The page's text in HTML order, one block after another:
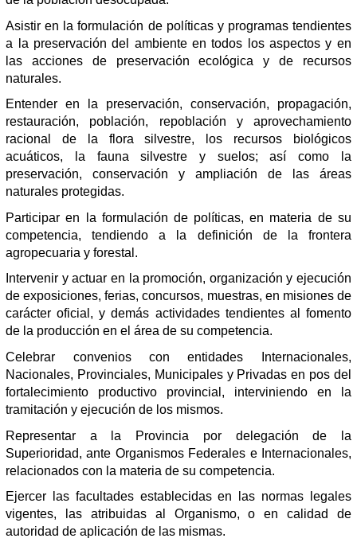
Asistir en la formulación de políticas y programas tendientes
a la preservación del ambiente en todos los aspectos y en
las acciones de preservación ecológica y de recursos
naturales.
Entender en la preservación, conservación, propagación,
restauración, población, repoblación y aprovechamiento
racional de la flora silvestre, los recursos biológicos
acuáticos, la fauna silvestre y suelos; así como la
preservación, conservación y ampliación de las áreas
naturales protegidas.
Participar en la formulación de políticas, en materia de su
competencia, tendiendo a la definición de la frontera
agropecuaria y forestal.
Intervenir y actuar en la promoción, organización y ejecución
de exposiciones, ferias, concursos, muestras, en misiones de
carácter oficial, y demás actividades tendientes al fomento
de la producción en el área de su competencia.
Celebrar convenios con entidades Internacionales,
Nacionales, Provinciales, Municipales y Privadas en pos del
fortalecimiento productivo provincial, interviniendo en la
tramitación y ejecución de los mismos.
Representar a la Provincia por delegación de la
Superioridad, ante Organismos Federales e Internacionales,
relacionados con la materia de su competencia.
Ejercer las facultades establecidas en las normas legales
vigentes, las atribuidas al Organismo, o en calidad de
autoridad de aplicación de las mismas.